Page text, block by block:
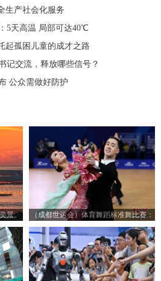
生产社会化服务
5天高温 局部可达40℃
起孤困儿童的成才之路
记交流，释放哪些信号？
公众需做好防护
景
（成都世运会）体育舞蹈标准舞比赛：
23对选手赛场尽展舞姿